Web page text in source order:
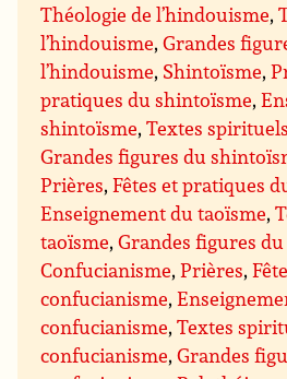
Théologie de l’hindouisme,
l’hindouisme,Grandes
l’hindouisme, Shintoïsme,
pratiques du shintoïsme,
shintoïsme,Textes
Grandes figures du
Prières,Fêtes et pratiques
Enseignement du taoïsme,
taoïsme,Grandes figures
Confucianisme,Prières,
confucianisme,
confucianisme,Textes
confucianisme,Grandes